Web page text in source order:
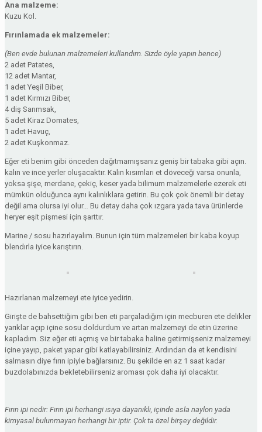
Ana malzeme:
Kuzu Kol.
Fırınlamada ek malzemeler:
(Ben evde bulunan malzemeleri kullandım. Sizde öyle yapın bence)
2 adet Patates,
12 adet Mantar,
1 adet Yeşil Biber,
1 adet Kırmızı Biber,
4 diş Sarımsak,
5 adet Kiraz Domates,
1 adet Havuç,
2 adet Kuşkonmaz.
Eğer eti benim gibi önceden dağıtmamışsanız geniş bir tabaka gibi açın.
kalın ve ince yerler oluşacaktır. Kalın kısımları et döveceği varsa onunla,
yoksa şişe, merdane, çekiç, keser yada bilimum malzemelerle ezerek eti
mümkün olduğunca aynı kalınlıklara getirin. Bu çok çok önemli bir detay
değil ama olursa iyi olur… Bu detay daha çok ızgara yada tava ürünlerde
heryer eşit pişmesi için şarttır.
Marine / sosu hazırlayalım. Bunun için tüm malzemeleri bir kaba koyup
blendırla iyice karıştırın.
Hazırlanan malzemeyi ete iyice yedirin.
Girişte de bahsettiğim gibi ben eti parçaladığım için mecburen ete delikler
yarıklar açıp içine sosu doldurdum ve artan malzemeyi de etin üzerine
kapladım. Siz eğer eti açmış ve bir tabaka haline getirmişseniz malzemeyi
içine yayıp, paket yapar gibi katlayabilirsiniz. Ardından da et kendisini
salmasın diye fırın ipiyle bağlarsınız. Bu şekilde en az 1 saat kadar
buzdolabınızda bekletebilirseniz aroması çok daha iyi olacaktır.
Fırın ipi nedir: Fırın ipi herhangi ısıya dayanıklı, içinde asla naylon yada
kimyasal bulunmayan herhangi bir iptir. Çok ta özel birşey değildir.